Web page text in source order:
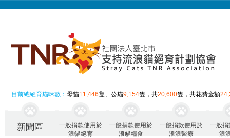
目前總絕育貓咪數：母貓11,446隻、公貓9,154隻，共20,600隻，共花費金額
新聞區
一般捐款使用於
浪貓絕育
一般捐款使用於
浪貓糧食
一般捐款使用於
浪浪醫療
一般捐
浪